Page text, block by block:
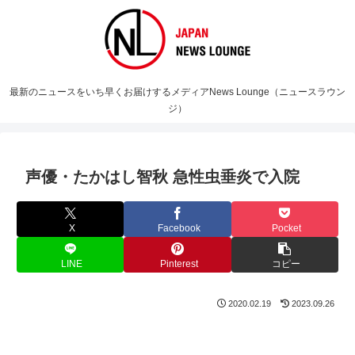
最新のニュースをいち早くお届けするメディアNews Lounge（ニュースラウン
ジ）
声優・たかはし智秋 急性虫垂炎で入院
X Facebook Pocket
LINE Pinterest コピー
2020.02.19 2023.09.26